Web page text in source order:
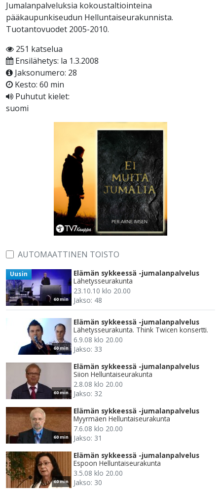
Jumalanpalveluksia kokoustaltiointeina
pääkaupunkiseudun Helluntaiseurakunnista.
Tuotantovuodet 2005-2010.
251 katselua
Ensilähetys: la 1.3.2008
Jaksonumero: 28
Kesto: 60 min
Puhutut kielet:
suomi
AUTOMAATTINEN TOISTO
60 min
Uusin
Elämän sykkeessä -jumalanpalvelus
Lähetysseurakunta
23.10.10 klo 20.00
Jakso: 48
60 min
Elämän sykkeessä -jumalanpalvelus
Lähetysseurakunta. Think Twicen konsertti.
6.9.08 klo 20.00
Jakso: 33
60 min
Elämän sykkeessä -jumalanpalvelus
Siion Helluntaiseurakunta
2.8.08 klo 20.00
Jakso: 32
60 min
Elämän sykkeessä -jumalanpalvelus
Myyrmäen Helluntaiseurakunta
7.6.08 klo 20.00
Jakso: 31
60 min
Elämän sykkeessä -jumalanpalvelus
Espoon Helluntaiseurakunta
3.5.08 klo 20.00
Jakso: 30